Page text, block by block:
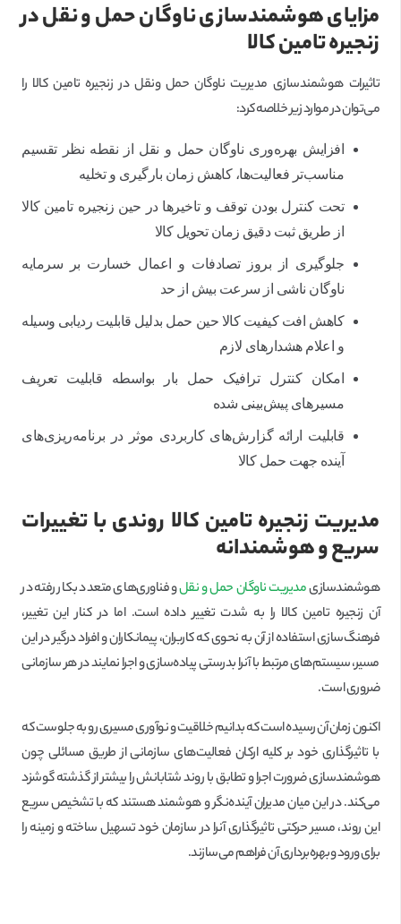
مزایای هوشمندسازی ناوگان حمل و نقل در
زنجیره تامین کالا
تاثیرات هوشمندسازی مدیریت ناوگان حمل ونقل در زنجیره تامین کالا را
می‌توان در موارد زیر خلاصه کرد:
افزایش بهره‌وری ناوگان حمل و نقل از نقطه نظر تقسیم
مناسب‌تر فعالیت‌ها، کاهش زمان بارگیری و تخلیه
تحت کنترل بودن توقف و تاخیرها در حین زنجیره تامین کالا
از طریق ثبت دقیق زمان تحویل کالا
جلوگیری از بروز تصادفات و اعمال خسارت بر سرمایه
ناوگان ناشی از سرعت بیش از حد
کاهش افت کیفیت کالا حین حمل بدلیل قابلیت ردیابی وسیله
و اعلام هشدارهای لازم
امکان کنترل ترافیک حمل بار بواسطه قابلیت تعریف
مسیرهای پیش‌بینی شده
قابلیت ارائه گزارش‌های کاربردی موثر در برنامه‌ریزی‌های
آینده جهت حمل کالا
مدیریت زنجیره تامین کالا روندی با تغییرات
سریع و هوشمندانه
هوشمندسازیمدیریت ناوگان حمل و نقلو فناوری‌های متعدد بکار رفته در
آن زنجیره تامین کالا را به شدت تغییر داده است. اما در کنار این تغییر،
فرهنگ‌سازی استفاده از آن به نحوی که کاربران، پیمانکاران و افراد درگیر در این
مسیر، سیستم‌های مرتبط با آنرا بدرستی پیاده‌سازی و اجرا نمایند در هر سازمانی
ضروری است.
اکنون زمان آن رسیده است که بدانیم خلاقیت و نوآوری مسیری رو به جلوست که
با تاثیرگذاری خود بر کلیه ارکان فعالیت‌های سازمانی از طریق مسائلی چون
هوشمندسازی ضرورت اجرا و تطابق با روند شتابانش را بیشتر از گذشته گوشزد
می‌کند. در این میان مدیران آینده‌نگر و هوشمند هستند که با تشخیص سریع
این روند، مسیر حرکتی تاثیرگذاری آنرا در سازمان خود تسهیل ساخته و زمینه را
برای ورود وبهره‌برداری آن فراهم می‌سازند.